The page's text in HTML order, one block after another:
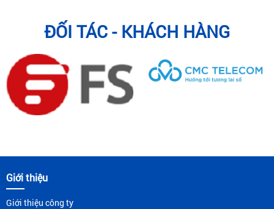
ĐỐI TÁC - KHÁCH HÀNG
Giới thiệu
Giới thiệu công ty